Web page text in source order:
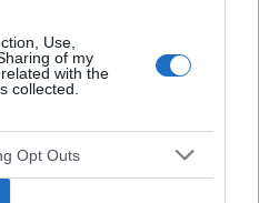
Use,
of my
with the
collected.
Opt Outs